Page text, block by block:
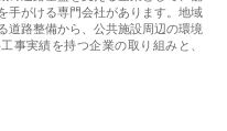
手がける専門会社があります。地域
道路整備から、公共施設周辺の環境
事実績を持つ企業の取り組みと、